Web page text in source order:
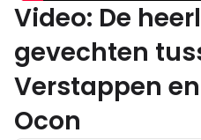
Video: De
gevechten
Verstappen
Ocon